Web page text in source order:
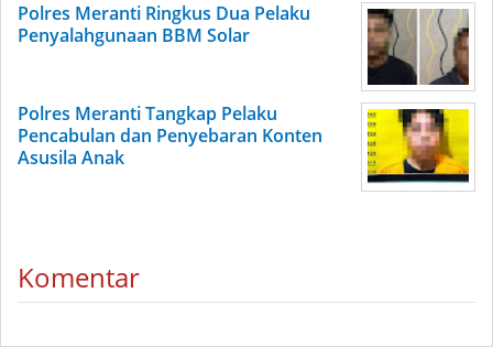
Polres Meranti Ringkus Dua Pelaku
Penyalahgunaan BBM Solar
Polres Meranti Tangkap Pelaku
Pencabulan dan Penyebaran Konten
Asusila Anak
Komentar